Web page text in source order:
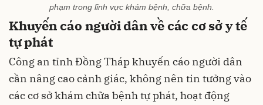
phạm trong lĩnh vực khám bệnh, chữa bệnh.
Khuyến cáo người dân về các cơ sở y tế
tự phát
Công an tỉnh Đồng Tháp khuyến cáo người dân
cần nâng cao cảnh giác, không nên tin tưởng vào
các cơ sở khám chữa bệnh tự phát, hoạt động